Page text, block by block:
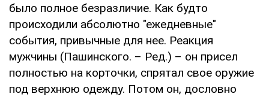
было полное безразличие. Как будто
происходили абсолютно "ежедневные"
события, привычные для нее. Реакция
мужчины (Пашинского. – Ред.) – он присел
полностью на корточки, спрятал свое оружие
под верхнюю одежду. Потом он, дословно